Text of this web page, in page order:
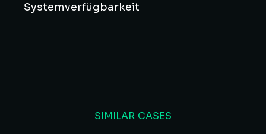
Systemverfügbarkeit
SIMILAR CASES